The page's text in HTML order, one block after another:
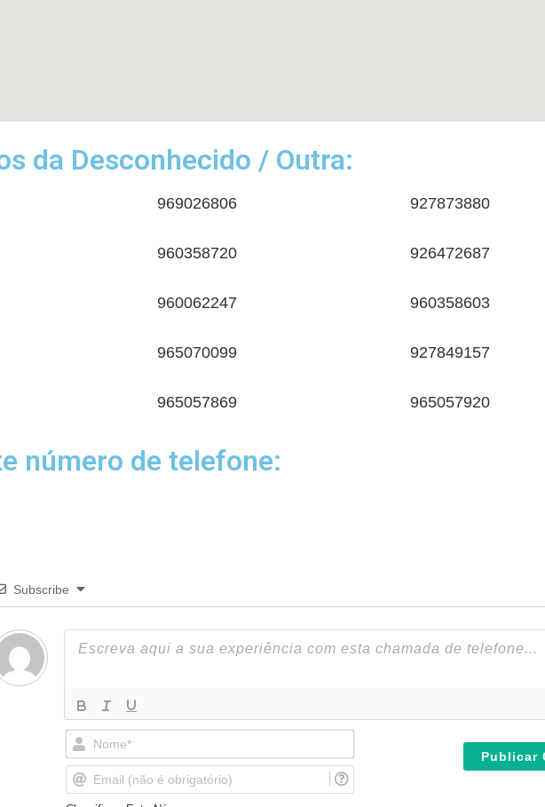
da Desconhecido / Outra:
969026806 927873880
960358720 926472687
960062247 960358603
965070099 927849157
965057869 965057920
número de telefone:
Subscribe
N
m